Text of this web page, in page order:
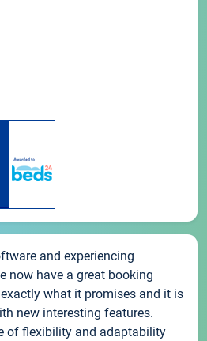
and experiencing
now have a great booking
what it promises and it is
new interesting features.
of flexibility and adaptability